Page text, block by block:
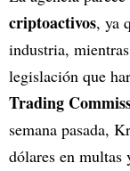
criptoactivos, ya
industria,
legislación que
Trading
semana pasada,
dólares en multas